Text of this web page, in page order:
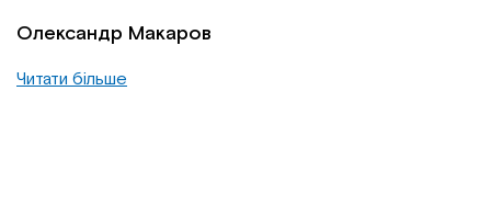
Олександр Макаров
Читати більше